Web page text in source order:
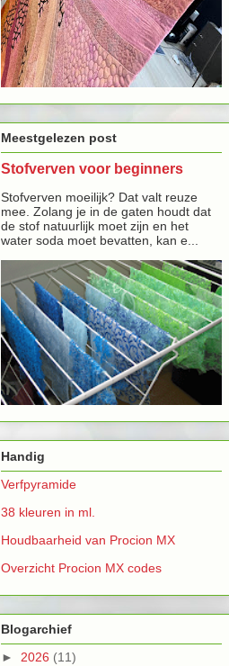
Meestgelezen post
Stofverven voor beginners
Stofverven moeilijk? Dat valt reuze
mee. Zolang je in de gaten houdt dat
de stof natuurlijk moet zijn en het
water soda moet bevatten, kan e...
Handig
Verfpyramide
38 kleuren in ml.
Houdbaarheid van Procion MX
Overzicht Procion MX codes
Blogarchief
► 2026 (11)